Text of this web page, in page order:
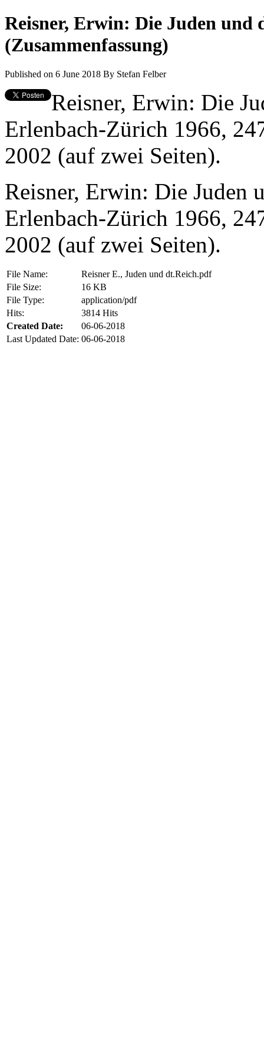
Reisner, Erwin: Die Juden und
(Zusammenfassung)
Published on 6 June 2018 By Stefan Felber
Reisner, Erwin: Die
Erlenbach-Zürich 1966,
2002 (auf zwei Seiten).
Reisner, Erwin: Die Juden
Erlenbach-Zürich 1966,
2002 (auf zwei Seiten).
File Name:
Reisner E., Juden und dt.Reich.pdf
File Size:
16 KB
File Type:
application/pdf
Hits:
3814 Hits
Created Date:
06-06-2018
Last Updated Date: 06-06-2018